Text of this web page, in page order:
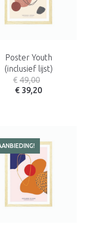
Poster Youth
(inclusief lijst)
€ 49,00
€ 39,20